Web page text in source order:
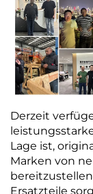
Derzeit
Lage ist,
Marken von
Ersatzteile